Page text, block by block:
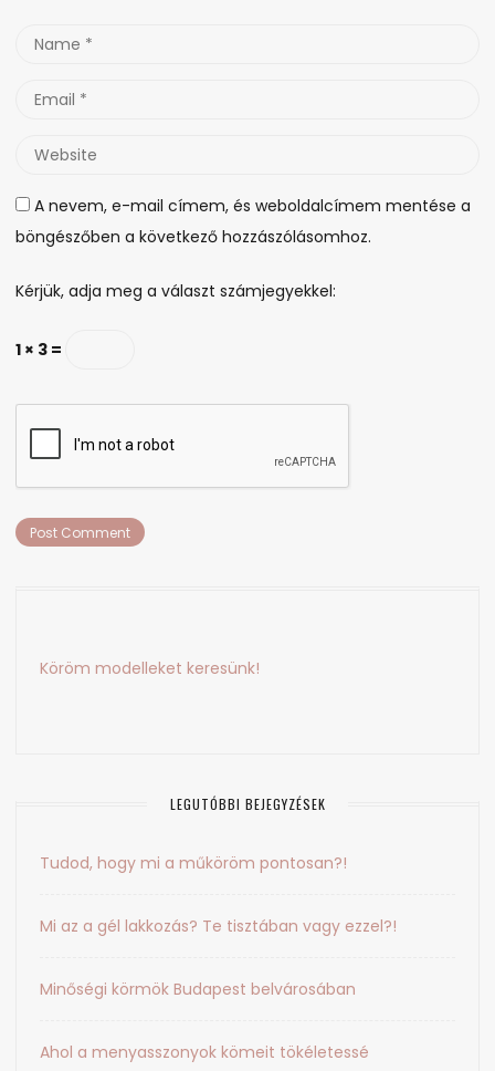
Name
Email
Website
A nevem, e-mail címem, és weboldalcímem mentése a
böngészőben a következő hozzászólásomhoz.
Kérjük, adja meg a választ számjegyekkel:
1 × 3 =
Köröm modelleket keresünk!
LEGUTÓBBI BEJEGYZÉSEK
Tudod, hogy mi a műköröm pontosan?!
Mi az a gél lakkozás? Te tisztában vagy ezzel?!
Minőségi körmök Budapest belvárosában
Ahol a menyasszonyok kömeit tökéletessé